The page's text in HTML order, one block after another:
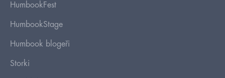
HumbookFest
HumbookStage
Humbook blogeři
Storki